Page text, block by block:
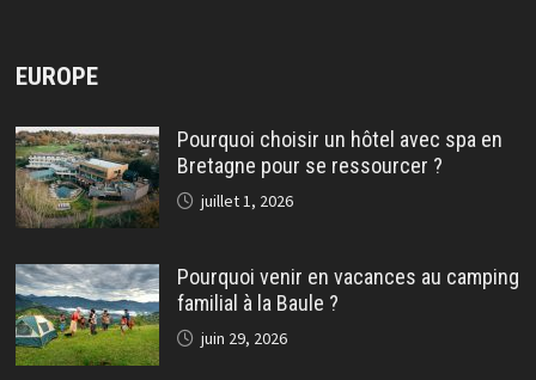
EUROPE
Pourquoi choisir un hôtel avec spa en
Bretagne pour se ressourcer ?
juillet 1, 2026
Pourquoi venir en vacances au camping
familial à la Baule ?
juin 29, 2026